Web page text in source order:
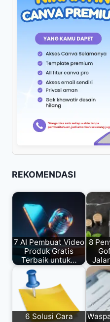
REKOMENDASI
7 AI Pembuat Video
Produk Gratis
Terbaik untuk…
8
6 Solusi Cara